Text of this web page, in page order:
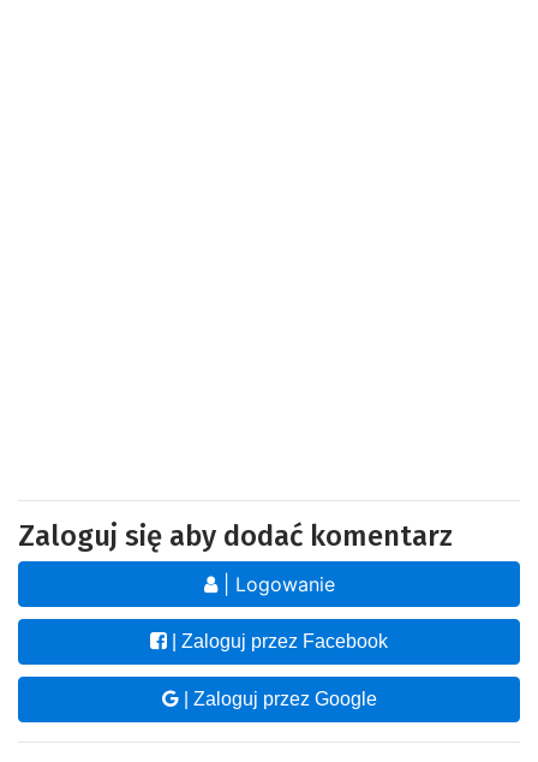
Zaloguj się aby dodać komentarz
| Logowanie
| Zaloguj przez Facebook
| Zaloguj przez Google